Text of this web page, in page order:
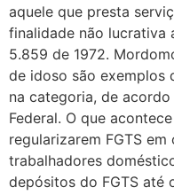
aquele que presta
finalidade não lucrativa
5.859 de 1972.
de idoso são exemplos
na categoria, de
Federal. O que
regularizarem FGTS
trabalhadores
depósitos do FGTS até